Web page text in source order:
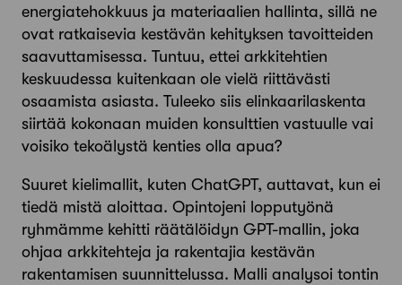
energiatehokkuus ja materiaalien hallinta, sillä ne
ovat ratkaisevia kestävän kehityksen tavoitteiden
saavuttamisessa. Tuntuu, ettei arkkitehtien
keskuudessa kuitenkaan ole vielä riittävästi
osaamista asiasta. Tuleeko siis elinkaarilaskenta
siirtää kokonaan muiden konsulttien vastuulle vai
voisiko tekoälystä kenties olla apua?
Suuret kielimallit, kuten ChatGPT, auttavat, kun ei
tiedä mistä aloittaa. Opintojeni lopputyönä
ryhmämme kehitti räätälöidyn GPT-mallin, joka
ohjaa arkkitehteja ja rakentajia kestävän
rakentamisen suunnittelussa. Malli analysoi tontin